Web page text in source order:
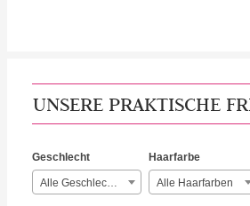
UNSERE PRAKTISCHE
Geschlecht
Alle Geschlechter
Haarfarbe
Alle Haarfarben